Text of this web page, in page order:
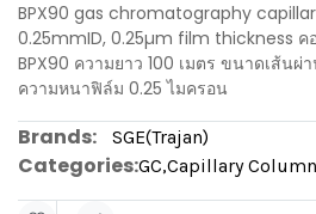
BPX90 gas chromatography
0.25mmID, 0.25µm film thickness
BPX90 ความยาว 100 เมตร ขนาดเส้นผ่
ความหนาฟิล์ม 0.25 ไมครอน
Brands: SGE(Trajan)
Categories:GC,Capillary Column